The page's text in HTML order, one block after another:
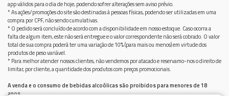
app válidos para o dia de hoje, podendo sofrer alterações sem aviso prévio.
* As ações/promoções do site são destinadas à pessoas físicas, podendo ser utilizadas em uma
compra por CPF, não sendo cumulativas.
* O pedido será concluído de acordo com a disponibilidade em nosso estoque. Caso ocorra a
falta de algum item, este não será entregue e o valor correspondente não será cobrado. O valor
total de sua compra poderá ter uma variação de 10% (para mais ou menos) em virtude dos
produtos de peso variável.
* Para melhor atender nossos clientes, não vendemos por atacado e reservamo-nos o direito de
limitar, por cliente, a quantidade dos produtos com preços promocionais.
A venda e o consumo de bebidas alcoólicas são proibidos para menores de 18
anos.